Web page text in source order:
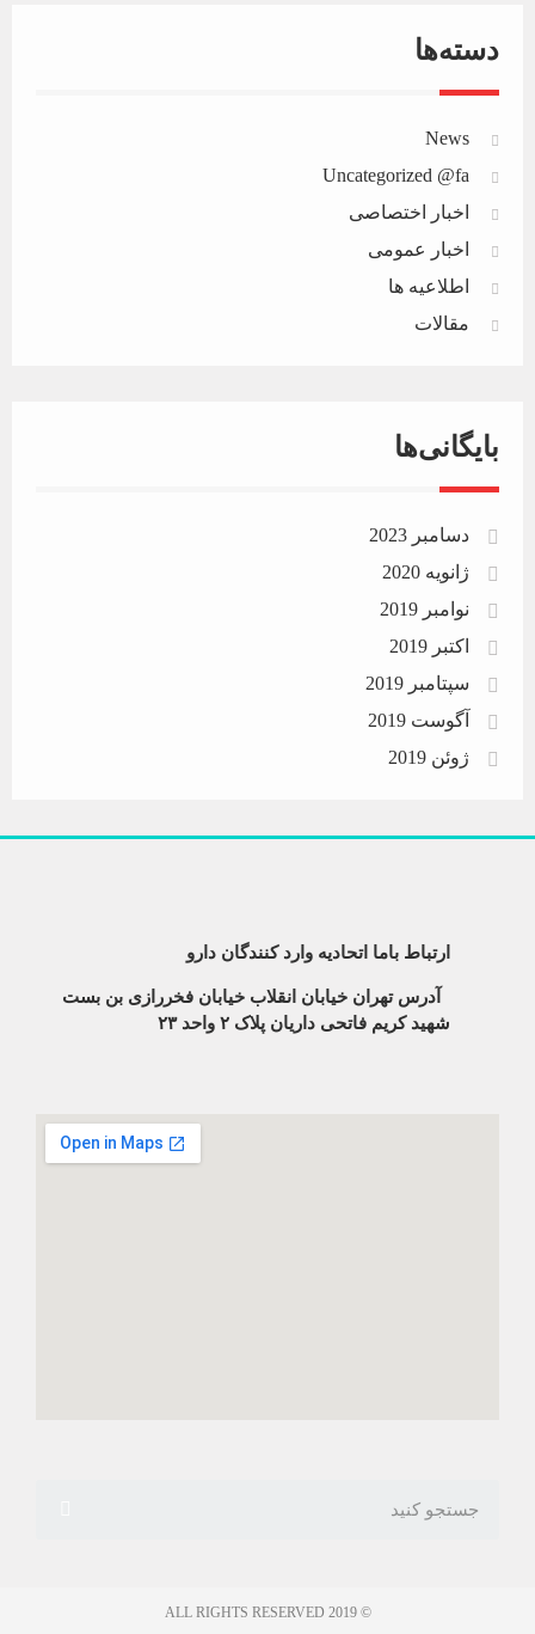
دسته‌ها
News
Uncategorized @fa
اخبار اختصاصی
اخبار عمومی
اطلاعیه ها
مقالات
بایگانی‌ها
دسامبر 2023
ژانویه 2020
نوامبر 2019
اکتبر 2019
سپتامبر 2019
آگوست 2019
ژوئن 2019
ارتباط باما اتحادیه وارد کنندگان دارو
آدرس تهران خیابان انقلاب خیابان فخررازی بن بست
شهید کریم فاتحی داریان پلاک ۲ واحد ۲۳
© 2019 ALL RIGHTS RESERVED​